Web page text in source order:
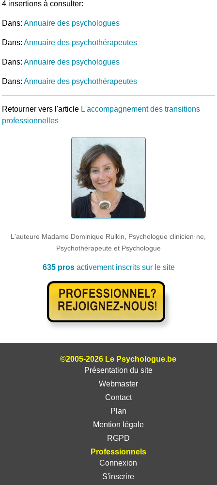
4 insertions à consulter:
Dans:Annuaire des psychologues
Dans:Annuaire des psychothérapeutes
Dans:Annuaire des psychologues
Dans:Annuaire des psychothérapeutes
Retourner vers l'article L'accompagnement des transitions
professionnelles
L'auteure Madame Dominique Rulkin, Psychologue clinicien·ne,
Psychothérapeute et Psychologue
635 prosactivement inscrits sur le site
©2005-2026 Le Psychologue.be
Présentation du site
Webmaster
Contact
Plan
Mention légale
RGPD
Professionnels
Connexion
S'inscrire